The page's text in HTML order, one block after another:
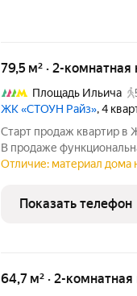
79,5 м² · 2-
Площадь Ильича
ЖК «СТОУН Райз», 4
Старт продаж квартир в
В продаже
кухней-гостиной и
только планируют
Отличие: материал дома
Показать телефон
64,7 м² · 2-